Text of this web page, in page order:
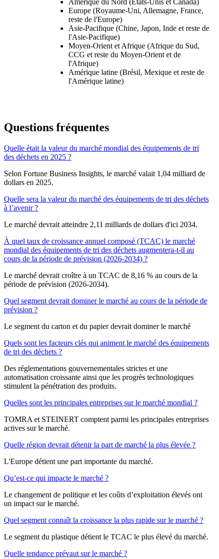
Amérique du Nord (États-Unis et Canada)
Europe (Royaume-Uni, Allemagne, France,
reste de l'Europe)
Asie-Pacifique (Chine, Japon, Inde et reste de
l'Asie-Pacifique)
Moyen-Orient et Afrique (Afrique du Sud,
CCG et reste du Moyen-Orient et de
l'Afrique)
Amérique latine (Brésil, Mexique et reste de
l'Amérique latine)
Questions fréquentes
Quelle était la valeur du marché mondial des équipements de tri
des déchets en 2025 ?
Selon Fortune Business Insights, le marché valait 1,04 milliard de
dollars en 2025.
Quelle sera la valeur du marché des équipements de tri des déchets
à l’avenir ?
Le marché devrait atteindre 2,11 milliards de dollars d'ici 2034.
À quel taux de croissance annuel composé (TCAC) le marché
mondial des équipements de tri des déchets augmentera-t-il au
cours de la période de prévision (2026-2034) ?
Le marché devrait croître à un TCAC de 8,16 % au cours de la
période de prévision (2026-2034).
Quel segment devrait dominer le marché au cours de la période de
prévision ?
Le segment du carton et du papier devrait dominer le marché
Quels sont les facteurs clés qui animent le marché des équipements
de tri des déchets ?
Des réglementations gouvernementales strictes et une
automatisation croissante ainsi que les progrès technologiques
stimulent la pénétration des produits.
Quelles sont les principales entreprises sur le marché mondial ?
TOMRA et STEINERT comptent parmi les principales entreprises
actives sur le marché.
Quelle région devrait détenir la part de marché la plus élevée ?
L'Europe détient une part importante du marché.
Qu’est-ce qui impacte le marché ?
Le changement de politique et les coûts d’exploitation élevés ont
un impact sur le marché.
Quel segment connaît la croissance la plus rapide sur le marché ?
Le segment du plastique détient le TCAC le plus élevé du marché.
Quelle tendance prévaut sur le marché ?